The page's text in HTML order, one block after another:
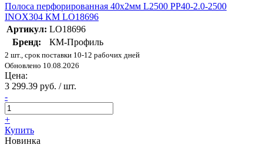
Полоса перфорированная 40х2мм L2500 PP40-2.0-2500
INOX304 КМ LO18696
Артикул: LO18696
Бренд:
КМ-Профиль
2 шт., срок поставки 10-12 рабочих дней
Обновлено 10.08.2026
Цена:
3 299.39 руб. / шт.
-
+
Купить
Новинка